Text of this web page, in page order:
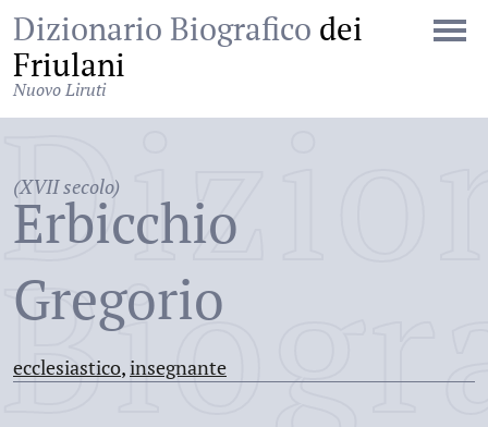
Dizionario Biografico dei
Friulani
Nuovo Liruti
(XVII secolo)
Erbicchio
Gregorio
ecclesiastico,insegnante